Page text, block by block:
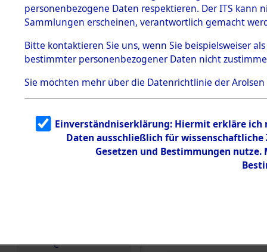
5.3
Todesmärsche
5.3.1 Alliierte
Erhebungen
zu
Todesmärsch
en
5.3.2
g
5.3.3
Todesmärsch
e
personenbezogene Daten respektieren. Der ITS
Sammlungen erscheinen, verantwortlich gemacht
Bitte kontaktieren Sie uns, wenn Sie beispielsweiser
bestimmter personenbezogener Daten nicht
Sie möchten mehr über die Datenrichtlinie der Arolsen
Einverständniserklärung: Hiermit erkläre ich
Daten ausschließlich für
Gesetzen und Bestimmungen